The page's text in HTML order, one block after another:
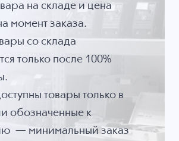
на складе и цена
момент заказа.
со склада
только после 100%
товары только в
обозначенные к
— минимальный заказ